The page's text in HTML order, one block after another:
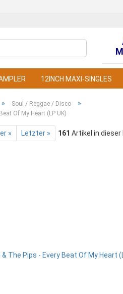
12INCH MAXI-SINGLES
» Soul / Reggae / Disco »
Of My Heart (LP UK)
» Letzter » 161 Artikel in dieser